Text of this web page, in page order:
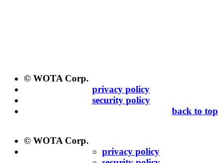
© WOTA Corp.
privacy policy
security policy
back to top
© WOTA Corp.
privacy policy